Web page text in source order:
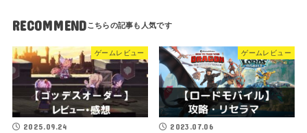
RECOMMEND
ゲームレビュー
2025.09.24
ゲームレビュー
2023.07.06